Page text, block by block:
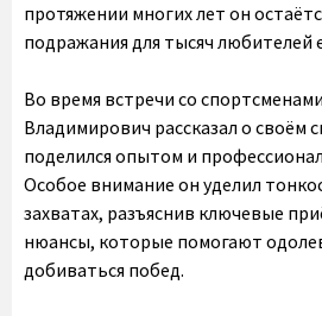
протяжении многих лет он
подражания для тысяч любителей
Во время встречи со
Владимирович рассказал о своём
поделился опытом и
Особое внимание он уделил
захватах, разъяснив ключевые
нюансы, которые помогают
добиваться побед.